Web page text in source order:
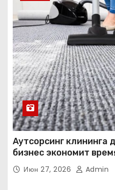
Аутсорсинг клининга
бизнес экономит
Июн 27, 2026 Admin